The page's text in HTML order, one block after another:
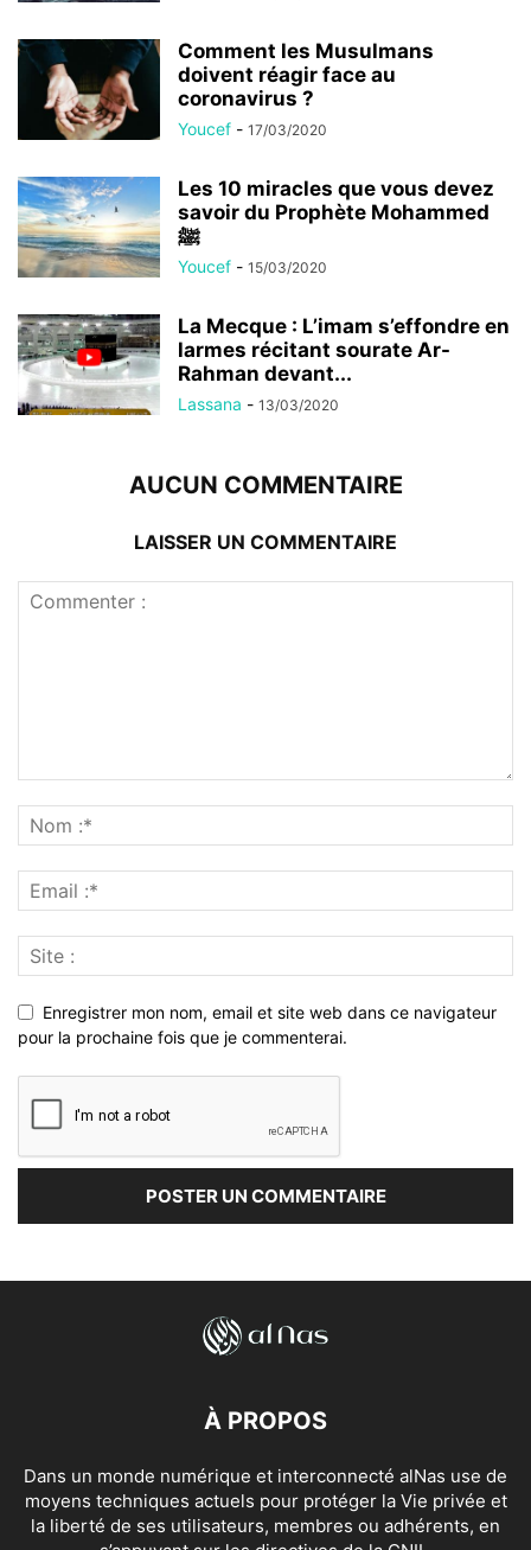
Comment les Musulmans
doivent réagir face au
coronavirus ?
Youcef - 17/03/2020
Les 10 miracles que vous devez
savoir du Prophète Mohammed
ﷺ
Youcef - 15/03/2020
La Mecque : L’imam s’effondre en
larmes récitant sourate Ar-
Rahman devant...
Lassana - 13/03/2020
AUCUN COMMENTAIRE
LAISSER UN COMMENTAIRE
Enregistrer mon nom, email et site web dans ce navigateur
pour la prochaine fois que je commenterai.
À PROPOS
Dans un monde numérique et interconnecté alNas use de
moyens techniques actuels pour protéger la Vie privée et
la liberté de ses utilisateurs, membres ou adhérents, en